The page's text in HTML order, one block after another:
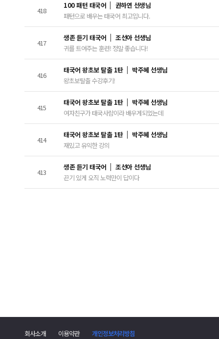
418
100 패턴 태국어
권하연 선생님
패턴으로 배우는 태국어 최고입니다.
417
생존 듣기 태국어
조선아 선생님
귀를 트여주는 훈련! 정말 좋습니다!
416
태국어 왕초보 탈출 1탄
박주혜 선생님
왕초보탈출 수강후기!
415
태국어 왕초보 탈출 1탄
박주혜 선생님
여자친구가 태국사람이라 배우게되었는데
414
태국어 왕초보 탈출 1탄
박주혜 선생님
재밌고 유익한 강의
413
생존 듣기 태국어
조선아 선생님
끈기 있게 오직 노력만이 답이다
회사소개 이용약관 개인정보처리방침